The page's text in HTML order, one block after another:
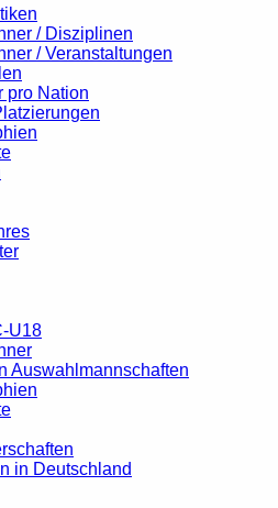
/ Disziplinen
/ Veranstaltungen
pro Nation
U18
Auswahlmannschaften
in Deutschland